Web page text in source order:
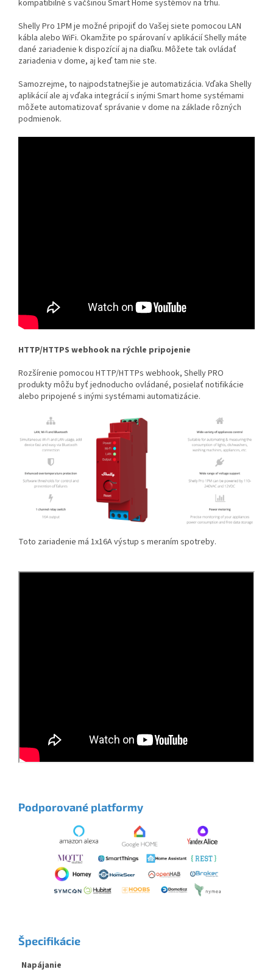
kompatibilné s väčšinou Smart Home systémov na trhu.
Shelly Pro 1PM je možné pripojiť do Vašej siete pomocou LAN
kábla alebo WiFi. Okamžite po spárovaní v aplikácií Shelly máte
dané zariadenie k dispozícií aj na diaľku. Môžete tak ovládať
zariadenia v dome, aj keď tam nie ste.
Samozrejme, to najpodstatnejšie je automatizácia. Vďaka Shelly
aplikácií ale aj vďaka integrácií s inými Smart home systémami
môžete automatizovať správanie v dome na základe rôzných
podmienok.
HTTP/HTTPS webhook na rýchle pripojenie
Rozšírenie pomocou HTTP/HTTPs webhook, Shelly PRO
produkty môžu byť jednoducho ovládané, posielať notifikácie
alebo pripojené s inými systémami automatizácie.
Toto zariadenie má 1x16A výstup s meraním spotreby.
Podporované platformy
Špecifikácie
Napájanie